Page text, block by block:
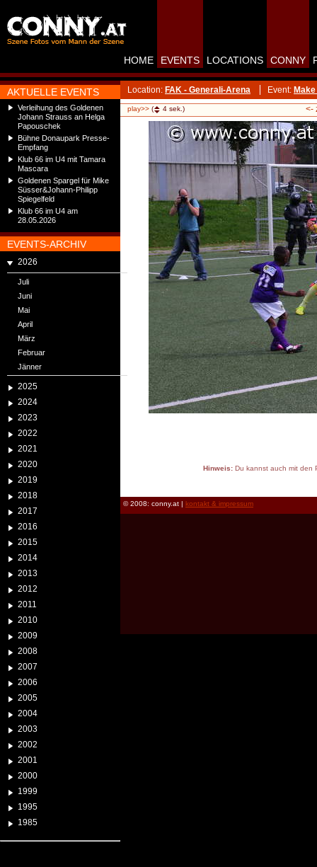
AKTUELLE EVENTS
Verleihung des Goldenen
Johann Strauss an Helga
Papouschek
Bühne Donaupark Presse-
Empfang
Klub 66 im U4 mit Tamara
Mascara
Goldenen Spargel für Mike
Süsser&Johann-Philipp
Spiegelfeld
Klub 66 im U4 am
28.05.2026
EVENTS-ARCHIV
2026
Juli
Juni
Mai
April
März
Februar
Jänner
2025
2024
2023
2022
2021
2020
2019
2018
2017
2016
2015
2014
2013
2012
2011
2010
2009
2008
2007
2006
2005
2004
2003
2002
2001
2000
1999
1995
1985
HOME EVENTS LOCATIONS CONNY
Location: FAK - Generali-Arena Event:
play>> ( 4 sek.) <-
Hinweis:Du kannst auch mit den
© 2008: conny.at | kontakt & impressum